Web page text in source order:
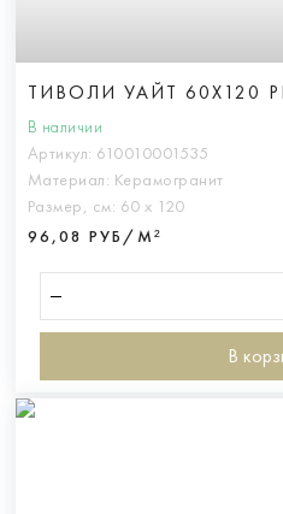
ТИВОЛИ УАЙТ 60X120
В наличии
Артикул: 610010001535
Материал: Керамогранит
Размер, см: 60 х 120
96,08 РУБ/М²
В